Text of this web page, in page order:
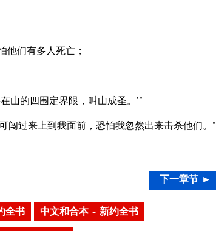
他们有多人死亡；
山的四围定界限，叫山成圣。’”
闯过来上到我面前，恐怕我忽然出来击杀他们。”
下一章节 ►
全书 中文和合本 – 新约全书